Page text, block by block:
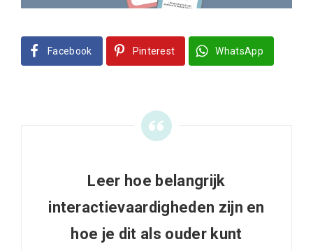
Facebook Pinterest WhatsApp
Leer hoe belangrijk
interactievaardigheden zijn en
hoe je dit als ouder kunt